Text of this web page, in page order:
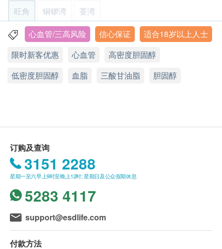
4合1晕眩伸延检查
检查钾和钠等肾病有关的项目、血含氧量及检测颈动脉有否硬
化(颈动脉血管璧厚度超声波)，从而得知可能引起晕眩的原因
920.0
癌症指标测试组合A：包括肝癌指标、胰脏癌指标、胃肿瘤指
标、鼻咽癌肿瘤指标
工作天致电该中心预约 (电话：2369 0680)。
购买计划后可安排由健康网购health.ESDlife发出
的正式收据，并于7-14个工作天后寄出。客户可于
购买时提出收据要求，或经以下方法联络客户服务
员: 电邮 (support@esdlife.com) 或电话 (3151
2288)。
健康检查计划只适用于10岁或以上之人士
核实无误后可提供服务。
(2) 没有家长或监护人陪同者
预先取同意书并由家长或监护人签署妥当，客人可
签署者的身份证明文件副本，经核实无误后可提供
B.16歳至未满18岁者：
预先取同意书并由家长或监护人签署妥当，可接受
旺角
铜锣湾 荃湾
旺角亚皆老街8号朗豪坊办公室大楼11楼
显示地图
星期一至六︰9:00a.m. – 1:00p.m.; 2:00p.m. – 6:00p.m.
心血管/三高风险 信心保证
适合18岁以上人士
限时新客优惠
心血管
高密度胆固醇
低密度胆固醇
血脂 三酸甘油脂 胆固醇
订购及查询
3151 2288
星期一至六早上9时至晚上12时; 星期日及公众假期休息
5283 4117
support@esdlife.com
付款方法